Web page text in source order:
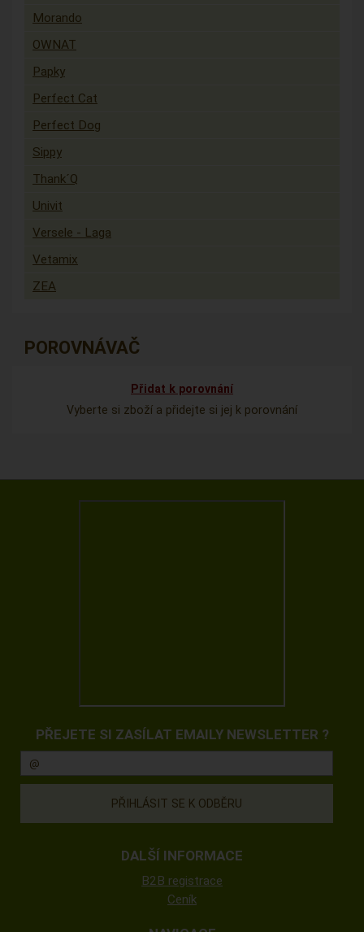
Morando
OWNAT
Papky
Perfect Cat
Perfect Dog
Sippy
Thank´Q
Univit
Versele - Laga
Vetamix
ZEA
POROVNÁVAČ
Přidat k porovnání
Vyberte si zboží a přidejte si jej k porovnání
PŘEJETE SI ZASÍLAT EMAILY NEWSLETTER ?
DALŠÍ INFORMACE
B2B registrace
Ceník